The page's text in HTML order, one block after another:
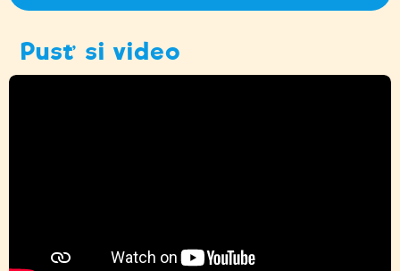
Pusť si video